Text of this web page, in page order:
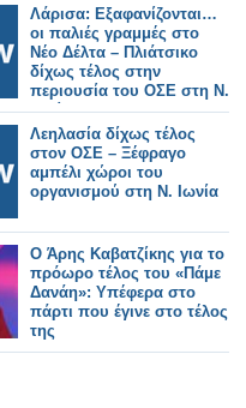
Λάρισα: Εξαφανίζονται…
οι παλιές γραμμές στο
Νέο Δέλτα – Πλιάτσικο
δίχως τέλος στην
περιουσία του ΟΣΕ στη Ν.
Ιωνία
Λεηλασία δίχως τέλος
στον ΟΣΕ – Ξέφραγο
αμπέλι χώροι του
οργανισμού στη Ν. Ιωνία
Ο Άρης Καβατζίκης για το
πρόωρο τέλος του «Πάμε
Δανάη»: Υπέφερα στο
πάρτι που έγινε στο τέλος
της